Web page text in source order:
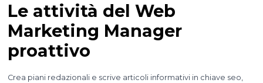
Le attività del Web
Marketing Manager
proattivo
Crea piani redazionali e scrive articoli informativi in chiave seo,